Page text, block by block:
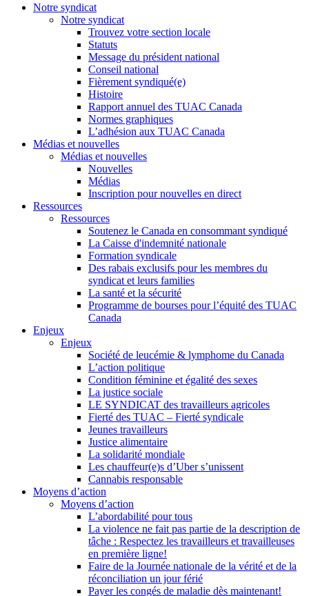
Notre syndicat
Notre syndicat
Trouvez votre section locale
Statuts
Message du président national
Conseil national
Fièrement syndiqué(e)
Histoire
Rapport annuel des TUAC Canada
Normes graphiques
L’adhésion aux TUAC Canada
Médias et nouvelles
Médias et nouvelles
Nouvelles
Médias
Inscription pour nouvelles en direct
Ressources
Ressources
Soutenez le Canada en consommant syndiqué
La Caisse d'indemnité nationale
Formation syndicale
Des rabais exclusifs pour les membres du
syndicat et leurs families
La santé et la sécurité
Programme de bourses pour l’équité des TUAC
Canada
Enjeux
Enjeux
Société de leucémie & lymphome du Canada
L’action politique
Condition féminine et égalité des sexes
La justice sociale
LE SYNDICAT des travailleurs agricoles
Fierté des TUAC – Fierté syndicale
Jeunes travailleurs
Justice alimentaire
La solidarité mondiale
Les chauffeur(e)s d’Uber s’unissent
Cannabis responsable
Moyens d’action
Moyens d’action
L’abordabilité pour tous
La violence ne fait pas partie de la description de
tâche : Respectez les travailleurs et travailleuses
en première ligne!
Faire de la Journée nationale de la vérité et de la
réconciliation un jour férié
Payer les congés de maladie dès maintenant!